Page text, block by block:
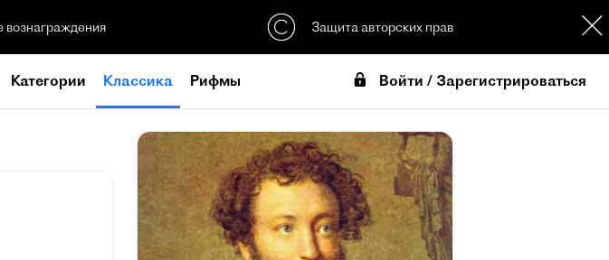
Защита авторских прав
Категории Классика Рифмы Войти / Зарегистрироваться